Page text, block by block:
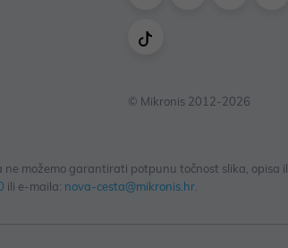
© Mikronis 2012-2026
možemo garantirati potpunu točnost slika, opisa
ili e-maila: nova-cesta@mikronis.hr.